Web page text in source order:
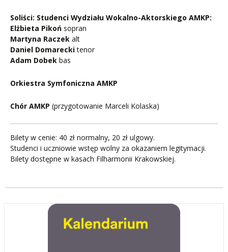
Soliści: Studenci Wydziału Wokalno-Aktorskiego AMKP:
Elżbieta Pikoń sopran
Martyna Raczek alt
Daniel Domareckitenor
Adam Dobek bas
Orkiestra Symfoniczna AMKP
Chór AMKP (przygotowanie Marceli Kolaska)
Bilety w cenie: 40 zł normalny, 20 zł ulgowy.
Studenci i uczniowie wstęp wolny za okazaniem legitymacji.
Bilety dostępne w kasach Filharmonii Krakowskiej.